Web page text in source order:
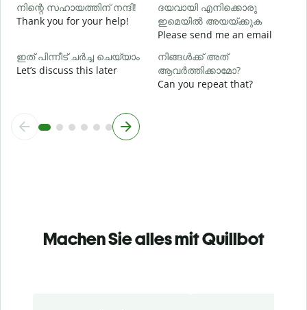
നിന്റെ സഹായത്തിന് നന്ദി!
Thank you for your help!
ദയവായി എനിക്കൊരു
ഇമെയിൽ അയയ്ക്കുക
Please send me an email
ഇത് പിന്നീട് ചർച്ച ചെയ്യാം
Let’s discuss this later
നിങ്ങൾക്ക് അത്
ആവർത്തിക്കാമോ?
Can you repeat that?
Machen Sie alles mit Quillbot